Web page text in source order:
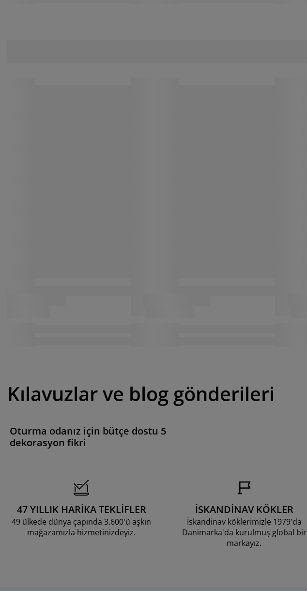
Kılavuzlar ve blog gönderileri
Oturma odanız için bütçe dostu 5
dekorasyon fikri
47 YILLIK HARİKA TEKLİFLER
49 ülkede dünya çapında 3.600'ü aşkın
mağazamızla hizmetinizdeyiz.
İSKANDİNAV KÖKLER
İskandinav köklerimizle 1979'da
Danimarka'da kurulmuş global bir
markayız.